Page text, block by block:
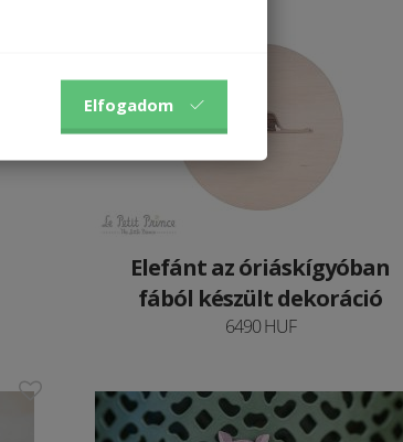
Elefánt az óriáskígyóban
fából készült dekoráció
6490 HUF
Elfogadom